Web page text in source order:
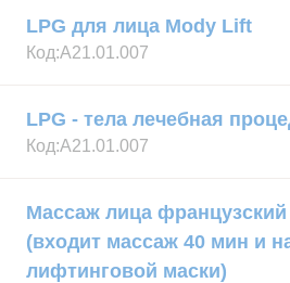
LPG для лица Mody Lift
Код:А21.01.007
LPG - тела лечебная
Код:А21.01.007
Массаж лица
(входит массаж 40 мин и
лифтинговой маски)